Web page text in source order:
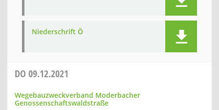
Niederschrift Ö
DO 09.12.2021
Wegebauzweckverband Moderbacher
Genossenschaftswaldstraße